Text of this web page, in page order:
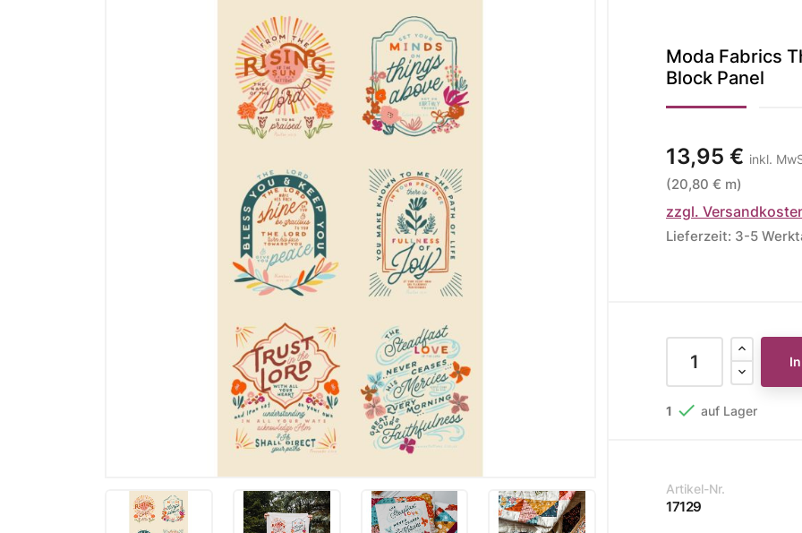
Tilda Stoffe 2026
Tilda Stoffe 2025
Tilda Stoffe 2024
Tilda Creating
Memories
Tilda Basics
Tilda Hautstoff
Canvas Stoffe
Korkstoff
Kunstleder
MARKENSTOFFE
Moda Fabrics
Block Panel
13,95 € inkl.
(20,80 € m)
zzgl.
Lieferzeit: 3-5
1  auf Lager
Artikel-Nr.
17129